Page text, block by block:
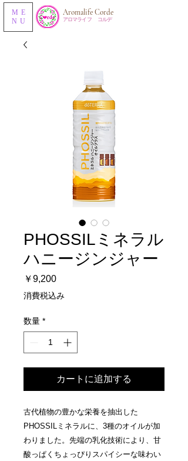
ME
NU
​アロマライフ コルデ
​Aromalife Corde
PHOSSILミネラル
ハニージンジャー
￥9,200価
格
消費税込み
数量 *
カートに追加する
古代植物の豊かな栄養を抽出した
PHOSSILミネラルに、3種のオイルが加
わりました。先端の乳化技術により、甘
酸っぱくちょっぴりスパイシーな味わい